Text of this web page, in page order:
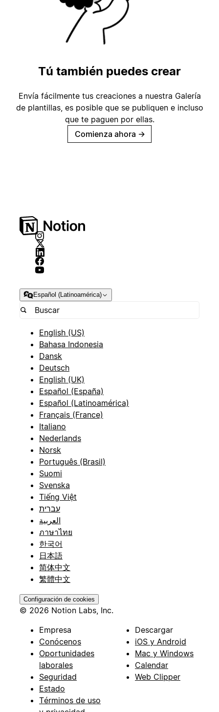
Tú también puedes crear
Envía fácilmente tus creaciones a nuestra Galería
de plantillas, es posible que se publiquen e incluso
que te paguen por ellas.
Comienza ahora →
Español (Latinoamérica)
English (US)
Bahasa Indonesia
Dansk
Deutsch
English (UK)
Español (España)
Español (Latinoamérica)
Français (France)
Italiano
Nederlands
Norsk
Português (Brasil)
Suomi
Svenska
Tiếng Việt
עברית
العربية
ภาษาไทย
한국어
日本語
简体中文
繁體中文
Configuración de cookies
© 2026 Notion Labs, Inc.
Empresa
Conócenos
Oportunidades
laborales
Seguridad
Estado
Términos de uso
Descargar
iOS y Android
Mac y Windows
Calendar
Web Clipper